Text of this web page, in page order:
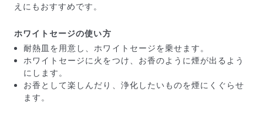
えにもおすすめです。
ホワイトセージの使い方
耐熱皿を用意し、ホワイトセージを乗せます。
ホワイトセージに火をつけ、お香のように煙が出るよう
にします。
お香として楽しんだり、浄化したいものを煙にくぐらせ
ます。